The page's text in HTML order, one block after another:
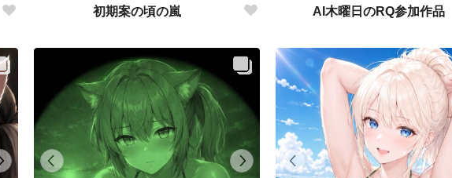
初期案の頃の嵐 AI木曜日のRQ参加作品